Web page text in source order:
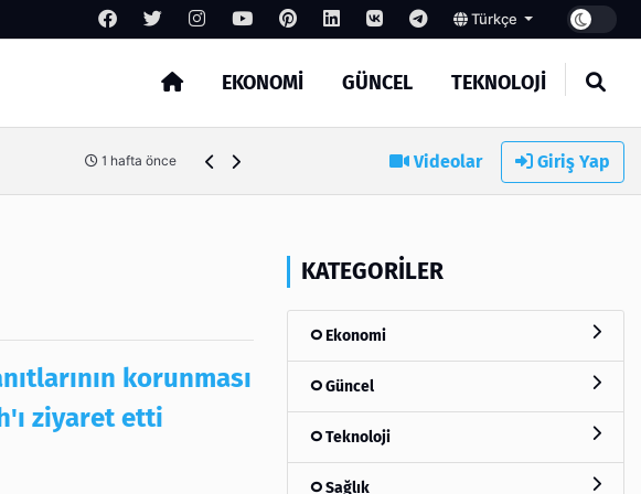
Türkçe
EKONOMI GÜNCEL TEKNOLOJI
3 hafta önce Videolar Giriş Yap
korunması
ziyaret etti
KATEGORILER
Ekonomi
Güncel
Teknoloji
Sağlık